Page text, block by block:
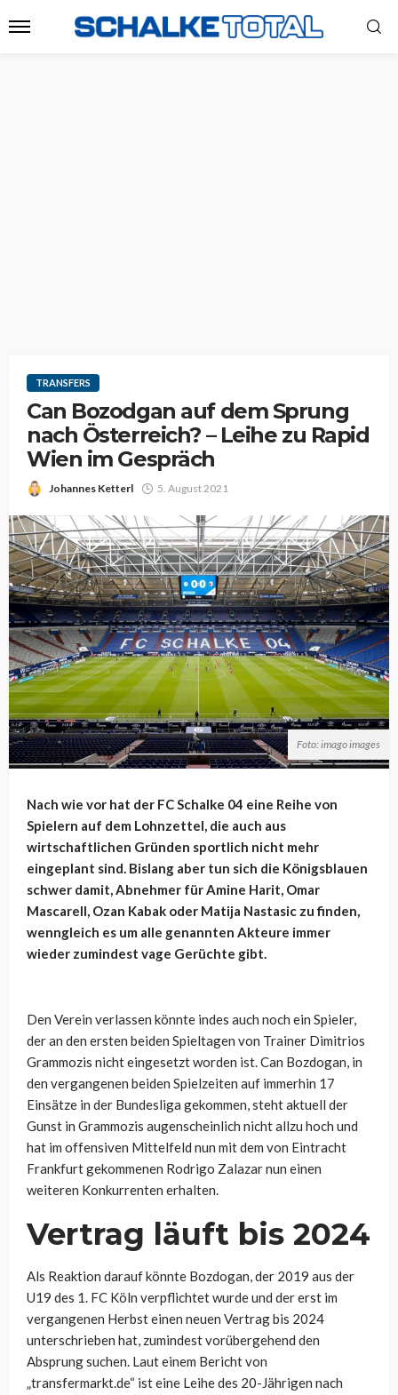
TRANSFERS
Can Bozodgan auf dem Sprung
nach Österreich? – Leihe zu Rapid
Wien im Gespräch
Johannes Ketterl 5. August 2021
Foto: imago images
Nach wie vor hat der FC Schalke 04 eine Reihe von
Spielern auf dem Lohnzettel, die auch aus
wirtschaftlichen Gründen sportlich nicht mehr
eingeplant sind. Bislang aber tun sich die Königsblauen
schwer damit, Abnehmer für Amine Harit, Omar
Mascarell, Ozan Kabak oder Matija Nastasic zu finden,
wenngleich es um alle genannten Akteure immer
wieder zumindest vage Gerüchte gibt.
Den Verein verlassen könnte indes auch noch ein Spieler,
der an den ersten beiden Spieltagen von Trainer Dimitrios
Grammozis nicht eingesetzt worden ist. Can Bozdogan, in
den vergangenen beiden Spielzeiten auf immerhin 17
Einsätze in der Bundesliga gekommen, steht aktuell der
Gunst in Grammozis augenscheinlich nicht allzu hoch und
hat im offensiven Mittelfeld nun mit dem von Eintracht
Frankfurt gekommenen Rodrigo Zalazar nun einen
weiteren Konkurrenten erhalten.
Vertrag läuft bis 2024
Als Reaktion darauf könnte Bozdogan, der 2019 aus der
U19 des 1. FC Köln verpflichtet wurde und der erst im
vergangenen Herbst einen neuen Vertrag bis 2024
unterschrieben hat, zumindest vorübergehend den
Absprung suchen. Laut einem Bericht von
„transfermarkt.de“ ist eine Leihe des 20-Jährigen nach